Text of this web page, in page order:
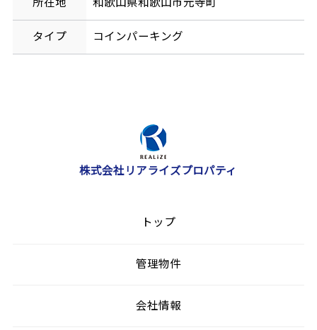
所在地 和歌山県和歌山市元寺町
タイプ コインパーキング
株式会社リアライズプロパティ
トップ
管理物件
会社情報